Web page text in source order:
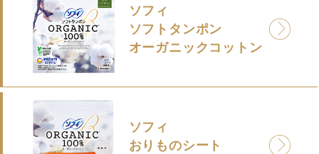
ソフィ
ソフトタンポン
オーガニックコットン
ソフィ
おりものシート